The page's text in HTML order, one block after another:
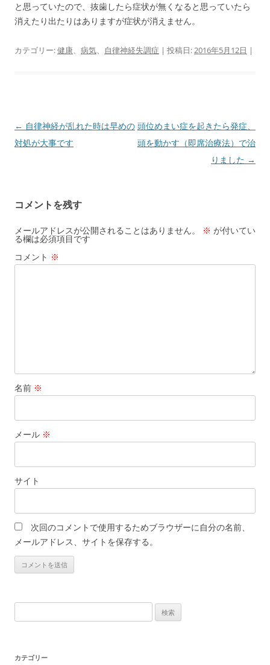
と思っていたので、抜歯したら症状が無くなると思っていたら
消えたり出たりはありますが症状が消えません。
カテゴリー:健康、 病気、 自律神経失調症 | 投稿日:2016年5月12日 |
投
稿
ー
シ
ョ
ン
← 自律神経が乱れた時は早めの
対処が大事です
頭位めまい症を起きたら発症、
頭を動かす（即席治療法）で治
りました →
コメントを残す
メールアドレスが公開されることはありません。 ※ が付いてい
る欄は必須項目です
コメント ※
名前 ※
メール ※
サイト
次回のコメントで使用するためブラウザーに自分の名前、
メールアドレス、サイトを保存する。
索:
カテゴリー